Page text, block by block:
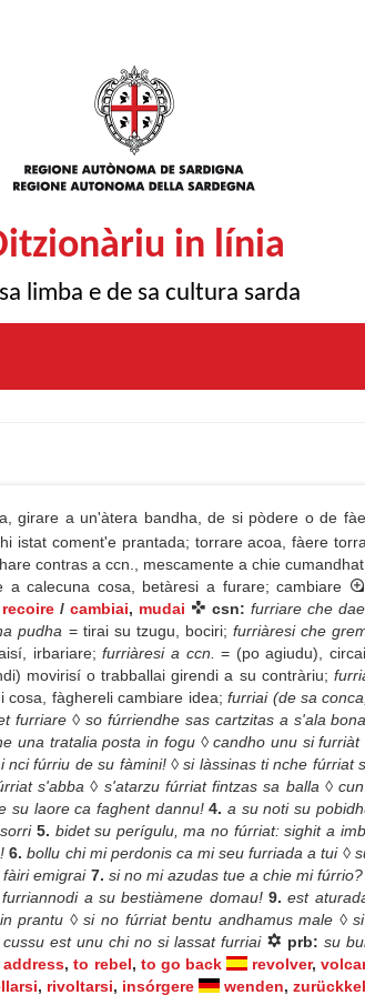
in línia
limba e de sa cultura sarda
girare a un'àtera bandha, de si pòdere o de
istat coment'e prantada; torrare acoa, fàere
contras a ccn., mescamente a chie
calecuna cosa, betàresi a furare; cambiare
recoire / cambiai, mudai csn: furriare che
pudha = tirai su tzugu, bociri; furriàresi che
irbariare; furriàresi a ccn.= (po agiudu),
movirisí o trabballai girendi a su contràriu;
cosa, fàghereli cambiare idea; furriai (de sa
furriare ◊ so fúrriendhe sas cartzitas a s'ala
una tratalia posta in fogu ◊ candho unu si
fúrriu de su fàmini! ◊ si làssinas ti nche fúrriat
s'abba ◊ s'atarzu fúrriat fintzas sa balla ◊
su laore ca faghent dannu!4.a su noti su
5. bidet su perígulu, ma no fúrriat: sighit a
6.bollu chi mi perdonis ca mi seu furriada a tui ◊
emigrai 7. si no mi azudas tue a chie mi
a su bestiàmene domau!9.est
prantu ◊ si no fúrriat bentu andhamus male ◊
est unu chi no si lassat furriai
prb: su
, to rebel, to go back revolver,
, rivoltarsi, insórgere wenden,